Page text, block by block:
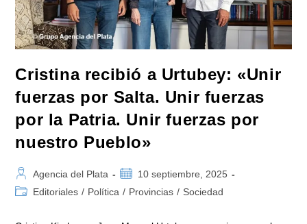
Cristina recibió a Urtubey: «Unir
fuerzas por Salta. Unir fuerzas
por la Patria. Unir fuerzas por
nuestro Pueblo»
Autor
de
Agencia del Plata
Publicación
de
10 septiembre, 2025
Categoría
Editoriales / Política / Provincias / Sociedad